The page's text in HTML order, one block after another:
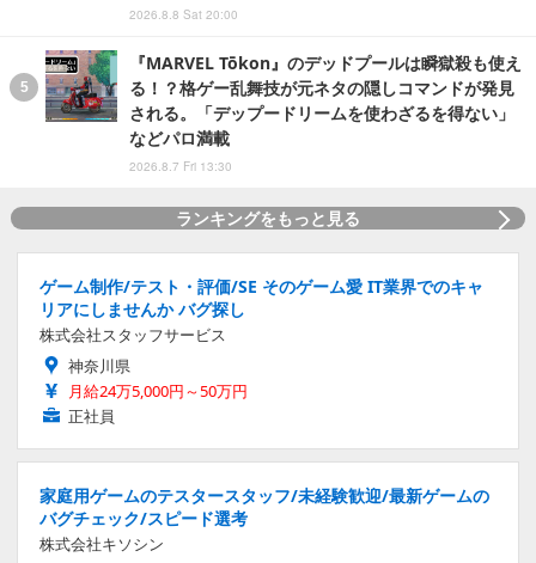
2026.8.8 Sat 20:00
『MARVEL Tōkon』のデッドプールは瞬獄殺も使え
る！？格ゲー乱舞技が元ネタの隠しコマンドが発見
される。「デップードリームを使わざるを得ない」
などパロ満載
2026.8.7 Fri 13:30
ランキングをもっと見る
ゲーム制作/テスト・評価/SE そのゲーム愛 IT業界でのキャ
リアにしませんか バグ探し
株式会社スタッフサービス
神奈川県
月給24万5,000円～50万円
正社員
家庭用ゲームのテスタースタッフ/未経験歓迎/最新ゲームの
バグチェック/スピード選考
株式会社キソシン